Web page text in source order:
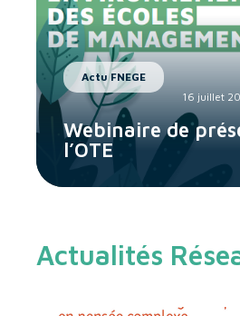
Actu FNEGE
16 juillet
Webinaire de
l’OTE
Actualités